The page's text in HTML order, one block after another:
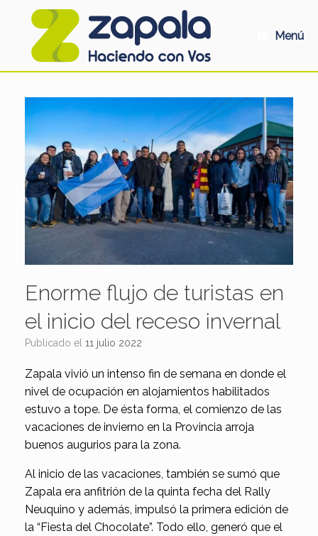
Menú
Enorme flujo de turistas en
el inicio del receso invernal
Publicado el 11 julio 2022
Zapala vivió un intenso fin de semana en donde el
nivel de ocupación en alojamientos habilitados
estuvo a tope. De ésta forma, el comienzo de las
vacaciones de invierno en la Provincia arroja
buenos augurios para la zona.
Al inicio de las vacaciones, también se sumó que
Zapala era anfitrión de la quinta fecha del Rally
Neuquino y además, impulsó la primera edición de
la “Fiesta del Chocolate”. Todo ello, generó que el